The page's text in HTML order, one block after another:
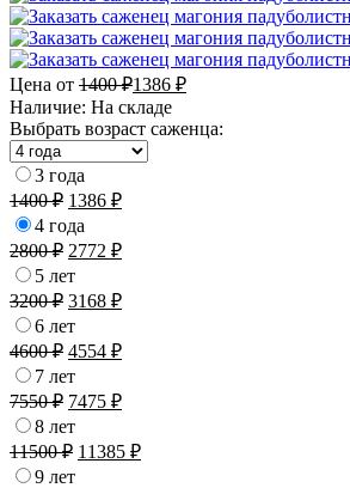
Цена от 1400₽1386 ₽
Наличие: На складе
Выбрать возраст саженца:
3 года
1400₽ 1386 ₽
4 года
2800₽ 2772 ₽
5 лет
3200₽ 3168 ₽
6 лет
4600₽ 4554 ₽
7 лет
7550₽ 7475 ₽
8 лет
11500₽ 11385 ₽
9 лет